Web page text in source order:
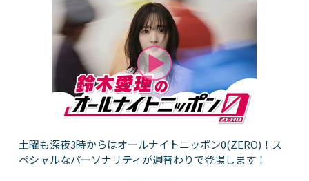
土曜も深夜3時からはオールナイトニッポン0(ZERO)！ス
ペシャルなパーソナリティが週替わりで登場します！